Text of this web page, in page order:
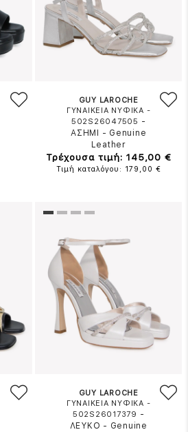
GUY LAROCHE
ΓΥΝΑΙΚΕΙΑ ΝΥΦΙΚΑ -
502S26047505 -
ΑΣΗΜΙ
- Genuine
Leather
Τρέχουσα τιμή: 145,00 €
Τιμή καταλόγου: 179,00 €
GUY LAROCHE
ΓΥΝΑΙΚΕΙΑ ΝΥΦΙΚΑ -
502S26017379 -
ΛΕΥΚΟ - Genuine